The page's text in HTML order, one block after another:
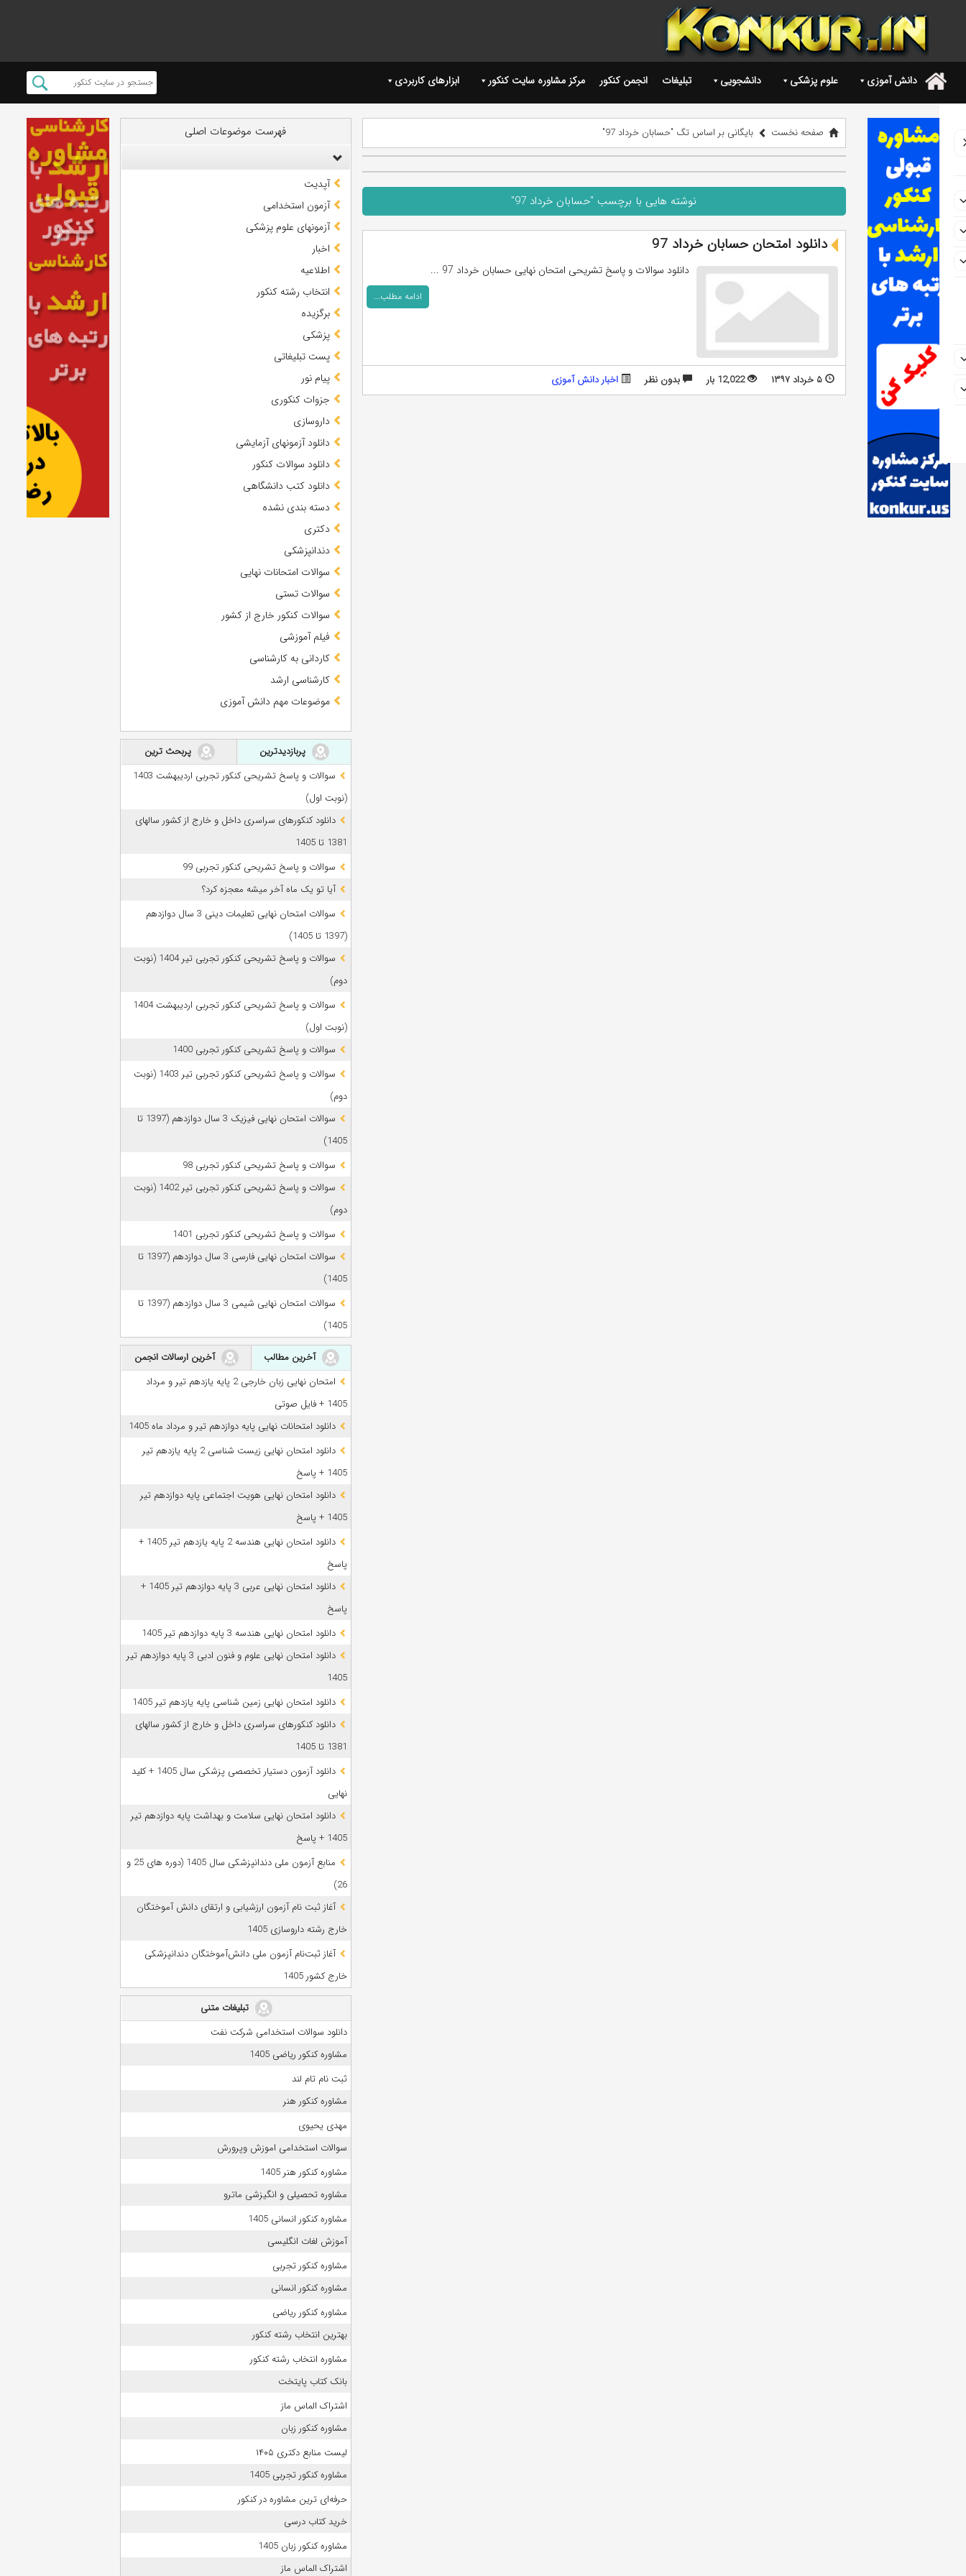
. دانش آموزی علوم پزشکی دانشجویی تبلیغات انجمن کنکور مرکز مشاوره سایت کنکور ابزارهای کاربردی
صفحه نخست بایگانی بر اساس تگ "حسابان خرداد 97"
نوشته هایی با برچسب "حسابان خرداد 97"
دانلود امتحان حسابان خرداد 97
دانلود سوالات و پاسخ تشریحی امتحان نهایی حسابان خرداد 97 ...
ادامه مطلب...
۵ خرداد ۱۳۹۷ 12,022 بار بدون نظر اخبار دانش آموزی
فهرست موضوعات اصلی
آپدیت
آزمون استخدامی
آزمونهای علوم پزشکی
اخبار
اطلاعیه
انتخاب رشته کنکور
برگزیده
پزشکی
پست تبلیغاتی
پیام نور
جزوات کنکوری
داروسازی
دانلود آزمونهای آزمایشی
دانلود سوالات کنکور
دانلود کتب دانشگاهی
دسته بندی نشده
دکتری
دندانپزشکی
سوالات امتحانات نهایی
سوالات تستی
سوالات کنکور خارج از کشور
فیلم آموزشی
کاردانی به کارشناسی
کارشناسی ارشد
موضوعات مهم دانش آموزی
پربازدیدترین
پربحث ترین
سوالات و پاسخ تشریحی کنکور تجربی اردیبهشت 1403
(نوبت اول)
دانلود کنکورهای سراسری داخل و خارج از کشور سالهای
1381 تا 1405
سوالات و پاسخ تشریحی کنکور تجربی 99
آیا تو یک ماه آخر میشه معجزه کرد؟
سوالات امتحان نهایی تعلیمات دینی 3 سال دوازدهم
(1397 تا 1405)
سوالات و پاسخ تشریحی کنکور تجربی تیر 1404 (نوبت
دوم)
سوالات و پاسخ تشریحی کنکور تجربی اردیبهشت 1404
(نوبت اول)
سوالات و پاسخ تشریحی کنکور تجربی 1400
سوالات و پاسخ تشریحی کنکور تجربی تیر 1403 (نوبت
دوم)
سوالات امتحان نهایی فیزیک 3 سال دوازدهم (1397 تا
1405)
سوالات و پاسخ تشریحی کنکور تجربی 98
سوالات و پاسخ تشریحی کنکور تجربی تیر 1402 (نوبت
دوم)
سوالات و پاسخ تشریحی کنکور تجربی 1401
سوالات امتحان نهایی فارسی 3 سال دوازدهم (1397 تا
1405)
سوالات امتحان نهایی شیمی 3 سال دوازدهم (1397 تا
1405)
آخرین مطالب
آخرین ارسالات انجمن
امتحان نهایی زبان خارجی 2 پایه یازدهم تیر و مرداد
1405 + فایل صوتی
دانلود امتحانات نهایی پایه دوازدهم تیر و مرداد ماه 1405
دانلود امتحان نهایی زیست شناسی 2 پایه یازدهم تیر
1405 + پاسخ
دانلود امتحان نهایی هویت اجتماعی پایه دوازدهم تیر
1405 + پاسخ
دانلود امتحان نهایی هندسه 2 پایه یازدهم تیر 1405 +
پاسخ
دانلود امتحان نهایی عربی 3 پایه دوازدهم تیر 1405 +
پاسخ
دانلود امتحان نهایی هندسه 3 پایه دوازدهم تیر 1405
دانلود امتحان نهایی علوم و فنون ادبی 3 پایه دوازدهم تیر
1405
دانلود امتحان نهایی زمین شناسی پایه یازدهم تیر 1405
دانلود کنکورهای سراسری داخل و خارج از کشور سالهای
1381 تا 1405
دانلود آزمون دستیار تخصصی پزشکی سال 1405 + کلید
نهایی
دانلود امتحان نهایی سلامت و بهداشت پایه دوازدهم تیر
1405 + پاسخ
ﻣﻨﺎﺑﻊ آزﻣﻮن ﻣﻠﯽ دندانپزشکی سال 1405 (دوره های 25 و
26)
آغاز ثبت نام آزمون‌ ارزشیابی و ارتقای دانش آموختگان
خارج رشته داروسازی 1405
آغاز ثبت‌نام آزمون ملی دانش‌آموختگان دندانپزشکی
خارج کشور 1405
تبلیغات متنی
دانلود سوالات استخدامی شرکت نفت
مشاوره کنکور ریاضی 1405
ثبت نام تام لند
مشاوره کنکور هنر
مهدی یحیوی
سوالات استخدامی اموزش وپرورش
مشاوره کنکور هنر 1405
مشاوره تحصیلی و انگیزشی ماترو
مشاوره کنکور انسانی 1405
آموزش لغات انگلیسی
مشاوره کنکور تجربی
مشاوره کنکور انسانی
مشاوره کنکور ریاضی
بهترین انتخاب رشته کنکور
مشاوره انتخاب رشته کنکور
بانک کتاب پایتخت
اشتراک الماس ماز
مشاوره کنکور زبان
لیست منابع دکتری ۱۴۰۵
مشاوره کنکور تجربی 1405
حرفه‌ای ترین مشاوره در کنکور
خرید کتاب درسی
مشاوره کنکور زبان 1405
اشتراک الماس ماز